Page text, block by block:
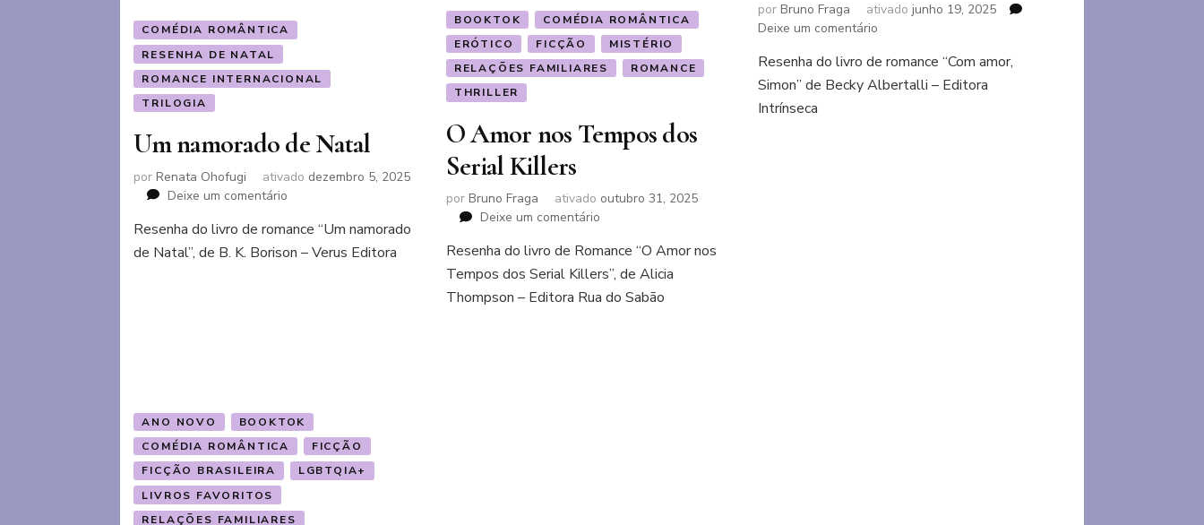
COMÉDIA ROMÂNTICA
RESENHA DE NATAL
ROMANCE INTERNACIONAL
TRILOGIA
Um namorado de Natal
porRenata Ohofugi ativado dezembro 5, 2025
Deixe um comentário
namorado
de
Resenha do livro de romance “Um namorado
de Natal”, de B. K. Borison – Verus Editora
BOOKTOK
COMÉDIA ROMÂNTICA
ERÓTICO
FICÇÃO
MISTÉRIO
RELAÇÕES FAMILIARES
ROMANCE
THRILLER
O Amor nos Tempos dos
Serial Killers
por Bruno Fraga ativado outubro 31, 2025
Deixe um comentárioem
Amor
nos
Tempos
Resenha do livro de Romance “O Amor nos
Tempos dos Serial Killers”, de Alicia
Thompson – Editora Rua do Sabão
porBruno Fraga ativadojunho 19, 2025
Deixe um comentário
amor,
Simon
Resenha do livro de romance “Com amor,
Simon” de Becky Albertalli – Editora
Intrínseca
ANO NOVO
BOOKTOK
COMÉDIA ROMÂNTICA
FICÇÃO
FICÇÃO BRASILEIRA
LGBTQIA+
LIVROS FAVORITOS
RELAÇÕES FAMILIARES